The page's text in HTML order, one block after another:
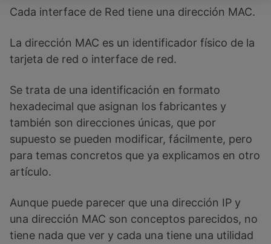
Cada interface de Red tiene una dirección MAC.
La dirección MAC es un identificador físico de la
tarjeta de red o interface de red.
Se trata de una identificación en formato
hexadecimal que asignan los fabricantes y
también son direcciones únicas, que por
supuesto se pueden modificar, fácilmente, pero
para temas concretos que ya explicamos en otro
artículo.
Aunque puede parecer que una dirección IP y
una dirección MAC son conceptos parecidos, no
tiene nada que ver y cada una tiene una utilidad